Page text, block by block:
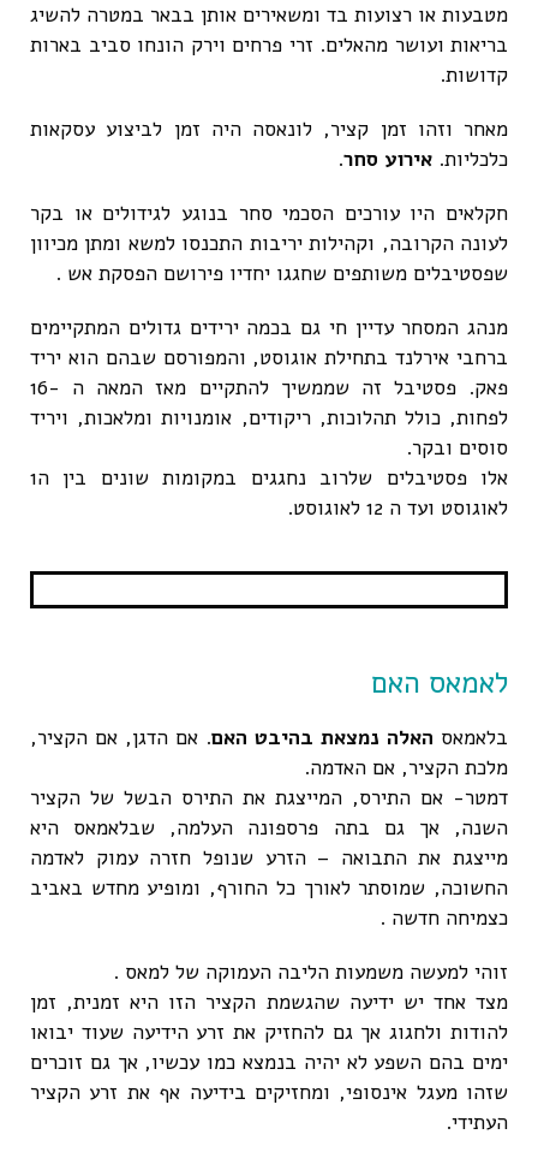
מטבעות או רצועות בד ומשאירים אותן בבאר במטרה להשיג
בריאות ועושר מהאלים. זרי פרחים וירק הונחו סביב בארות
קדושות.
מאחר וזהו זמן קציר, לונאסה היה זמן לביצוע עסקאות
כלכליות. אירוע סחר.
חקלאים היו עורכים הסכמי סחר בנוגע לגידולים או בקר
לעונה הקרובה, וקהילות יריבות התכנסו למשא ומתן מכיוון
שפסטיבלים משותפים שחגגו יחדיו פירושם הפסקת אש .
מנהג המסחר עדיין חי גם בכמה ירידים גדולים המתקיימים
ברחבי אירלנד בתחילת אוגוסט, והמפורסם שבהם הוא יריד
פאק. פסטיבל זה שממשיך להתקיים מאז המאה ה -16
לפחות, כולל תהלוכות, ריקודים, אומנויות ומלאכות, ויריד
סוסים ובקר.
אלו פסטיבלים שלרוב נחגגים במקומות שונים בין ה1
לאוגוסט ועד ה 12 לאוגוסט.
לאמאס האם
בלאמאס האלה נמצאת בהיבט האם. אם הדגן, אם הקציר,
מלכת הקציר, אם האדמה.
דמטר- אם התירס, המייצגת את התירס הבשל של הקציר
השנה, אך גם בתה פרספונה העלמה, שבלאמאס היא
מייצגת את התבואה – הזרע שנופל חזרה עמוק לאדמה
החשוכה, שמוסתר לאורך כל החורף, ומופיע מחדש באביב
כצמיחה חדשה .
זוהי למעשה משמעות הליבה העמוקה של למאס .
מצד אחד יש ידיעה שהגשמת הקציר הזו היא זמנית, זמן
להודות ולחגוג אך גם להחזיק את זרע הידיעה שעוד יבואו
ימים בהם השפע לא יהיה בנמצא כמו עכשיו, אך גם זוכרים
שזהו מעגל אינסופי, ומחזיקים בידיעה אף את זרע הקציר
העתידי.